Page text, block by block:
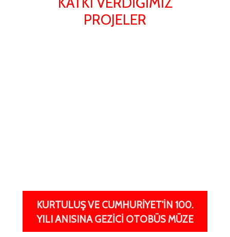
PROJELER
KURTULUŞ VE CUMHURIYET'IN 100.
YILI ANISINA GEZICI OTOBÜS MÜZE